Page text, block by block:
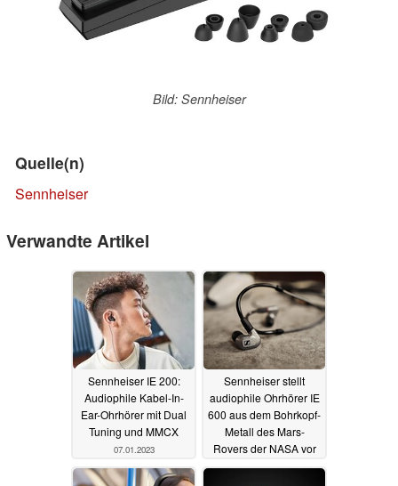
Bild: Sennheiser
Quelle(n)
Sennheiser
Verwandte Artikel
Sennheiser IE 200:
Audiophile Kabel-In-
Ear-Ohrhörer mit Dual
Tuning und MMCX
07.01.2023
Sennheiser stellt
audiophile Ohrhörer IE
600 aus dem Bohrkopf-
Metall des Mars-
Rovers der NASA vor
03.03.2022